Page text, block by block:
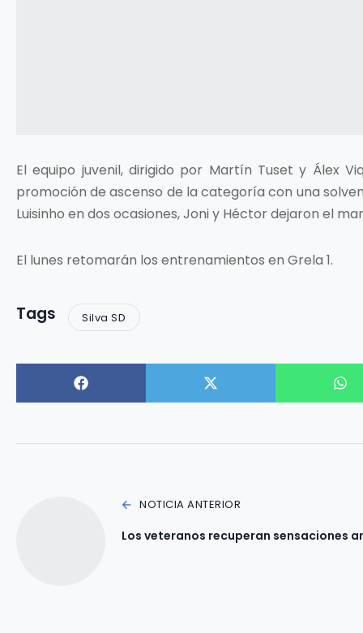
El equipo juvenil, dirigido por Martín Tuset y Álex
promoción de ascenso de la categoría con una
Luisinho en dos ocasiones, Joni y Héctor dejaron el
El lunes retomarán los entrenamientos en Grela 1.
Tags Silva SD
NOTICIA ANTERIOR
Los veteranos recuperan sensaciones